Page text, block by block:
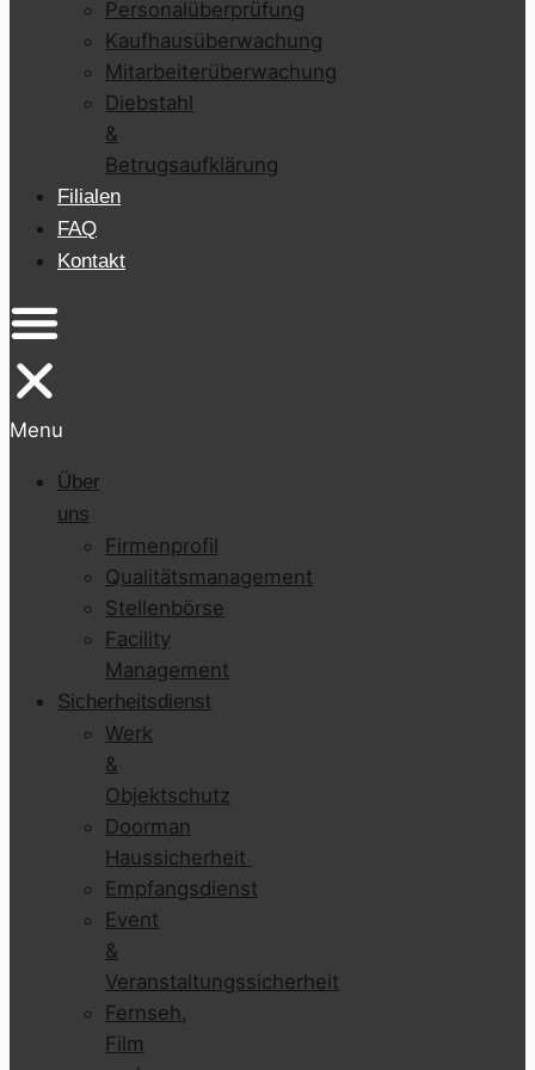
Personalüberprüfung
Kaufhausüberwachung
Mitarbeiterüberwachung
Diebstahl
&
Betrugsaufklärung
Filialen
FAQ
Kontakt
Menu
Über
uns
Firmenprofil
Qualitätsmanagement
Stellenbörse
Facility
Management
Sicherheitsdienst
Werk
&
Objektschutz
Doorman
Haussicherheit
Empfangsdienst
Event
&
Veranstaltungssicherheit
Fernseh,
Film